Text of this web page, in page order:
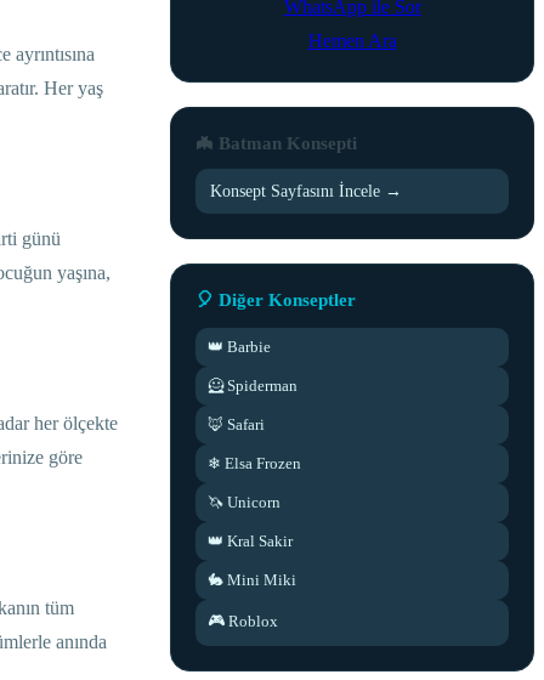
Her yaş
günü
yaşına,
her ölçekte
göre
tüm
anında
WhatsApp ile Sor
Hemen Ara
🦇 Batman Konsepti
Konsept Sayfasını İncele →
🎈 Diğer Konseptler
👑 Barbie
🦸 Spiderman
🦊 Safari
❄ Elsa Frozen
🦄 Unicorn
👑 Kral Sakir
🐇 Mini Miki
🎮 Roblox